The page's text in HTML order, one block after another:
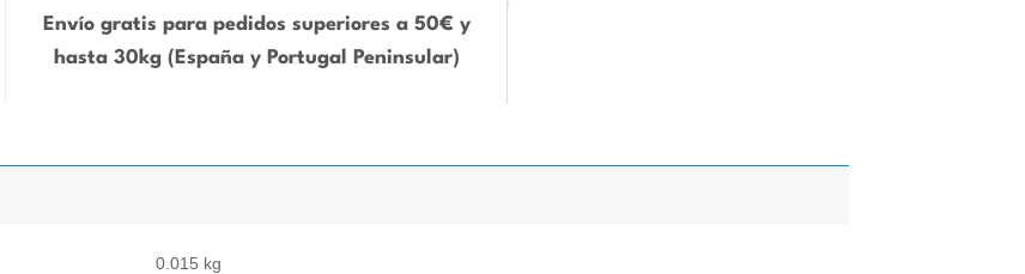
Envío gratis para pedidos superiores a 50€ y
hasta 30kg (España y Portugal Peninsular)
0.015 kg